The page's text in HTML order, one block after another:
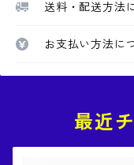
送料・配送方法
お支払い方法に
最近